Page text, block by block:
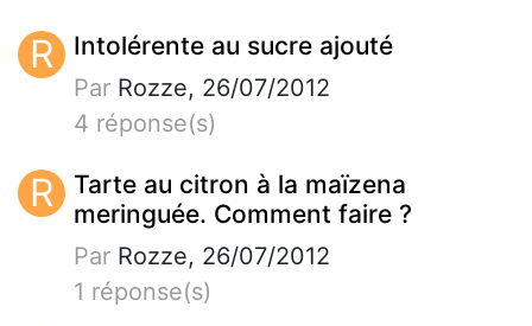
R Intolérente au sucre ajouté
Par Rozze, 26/07/2012
4 réponse(s)
R
Tarte au citron à la maïzena
meringuée. Comment faire ?
Par Rozze, 26/07/2012
1 réponse(s)